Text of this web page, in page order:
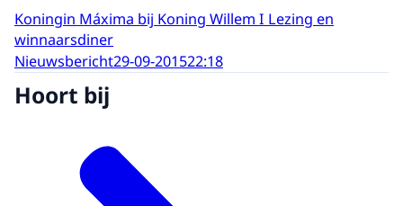
Koningin Máxima bij Koning Willem I Lezing en
winnaarsdiner
Nieuwsbericht29-09-201522:18
Hoort bij